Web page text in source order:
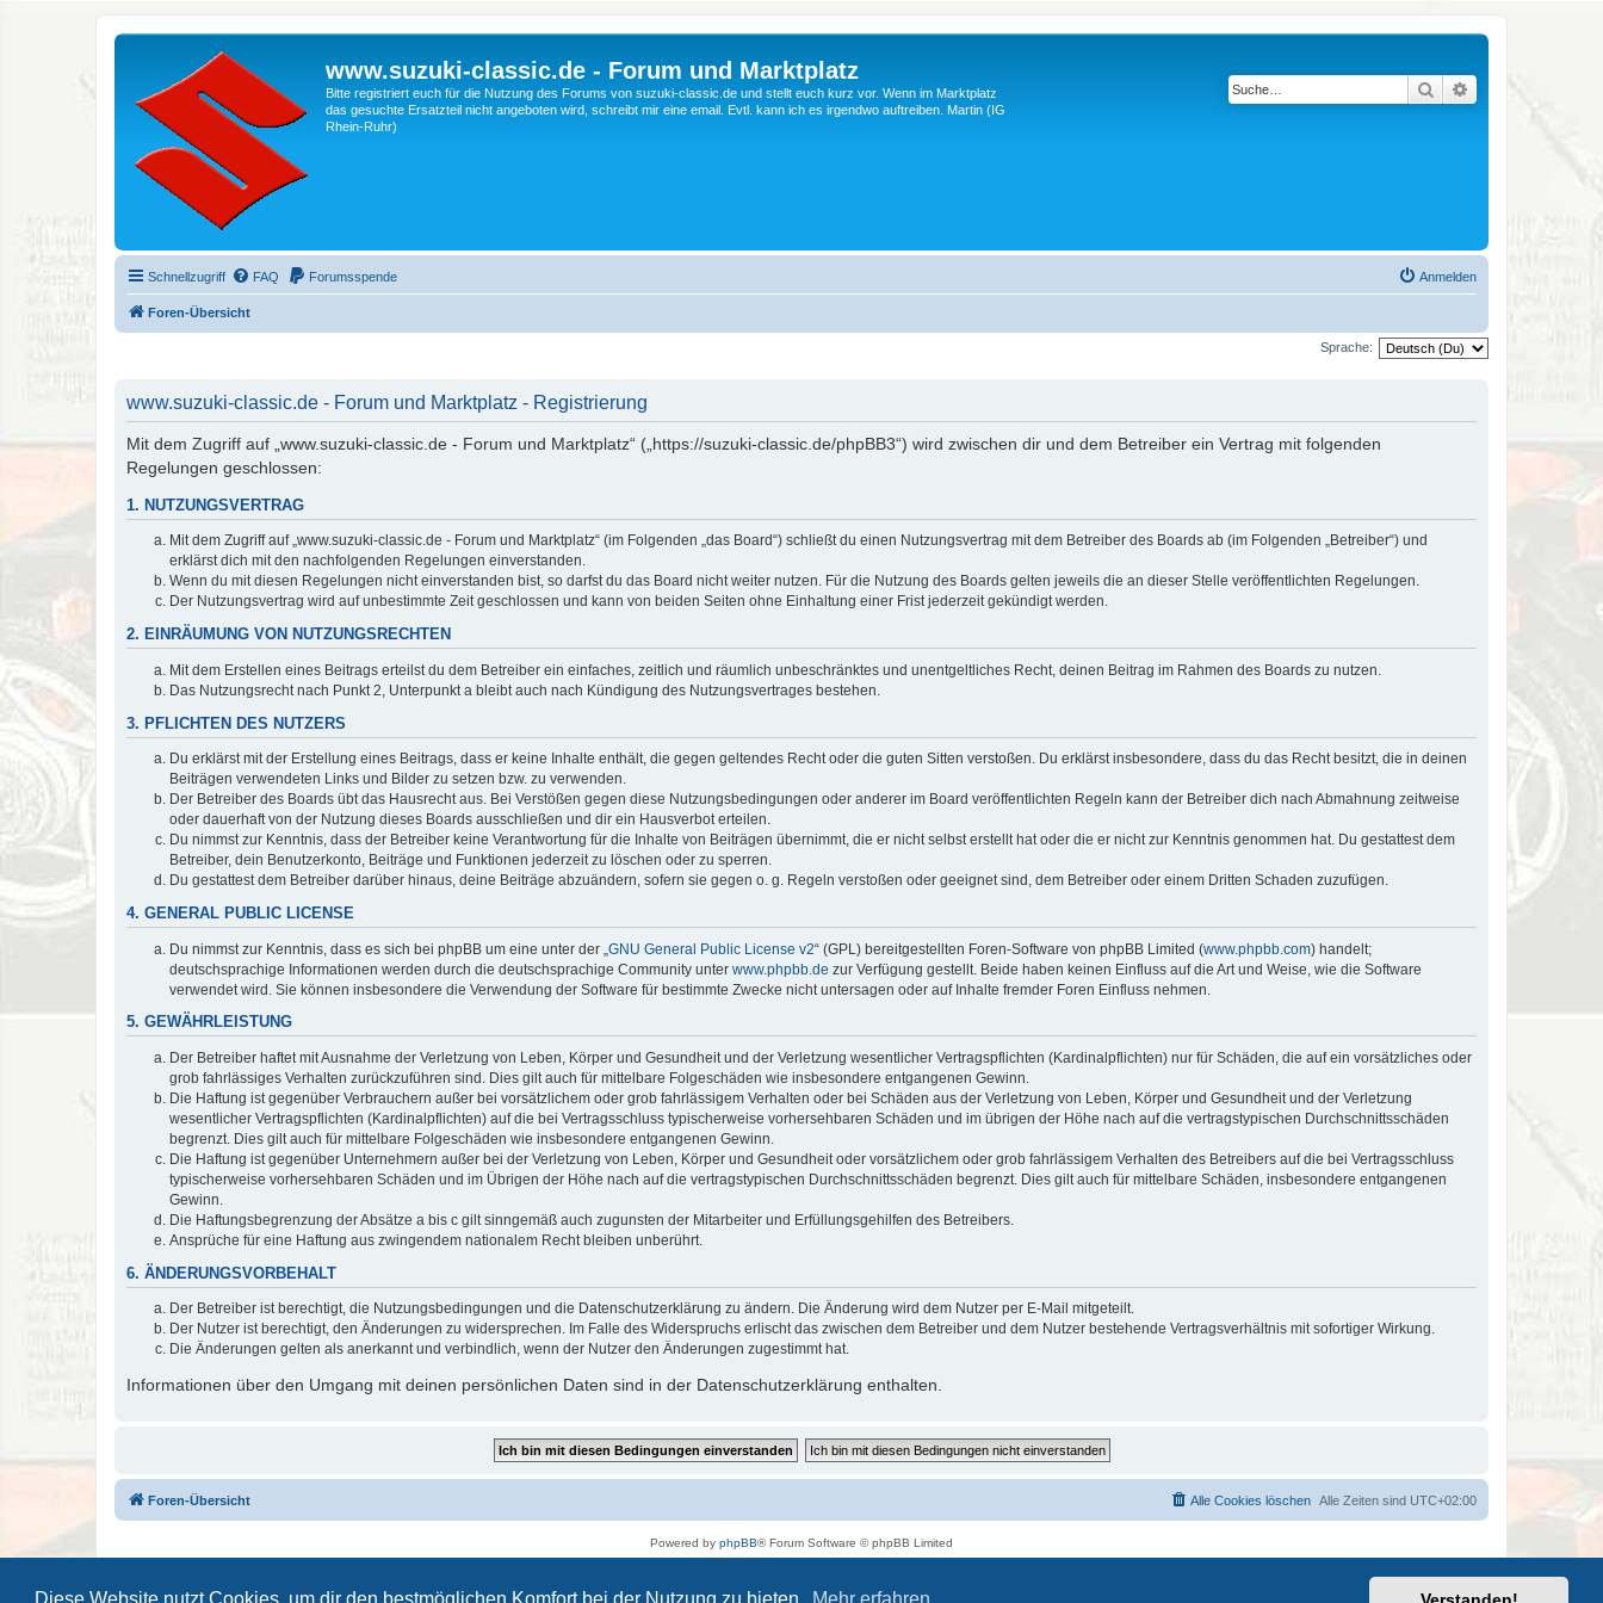
www.suzuki-classic.de - Forum und Marktplatz
Bitte registriert euch für die Nutzung des Forums von suzuki-classic.de und stellt euch kurz vor. Wenn im Marktplatz
das gesuchte Ersatzteil nicht angeboten wird, schreibt mir eine email. Evtl. kann ich es irgendwo auftreiben. Martin (IG
Rhein-Ruhr)
Suche Erweiterte Suche
Schnellzugriff FAQ Forumsspende Anmelden
Foren-Übersicht
Sprache:
www.suzuki-classic.de - Forum und Marktplatz - Registrierung
Mit dem Zugriff auf „www.suzuki-classic.de - Forum und Marktplatz“ („https://suzuki-classic.de/phpBB3“) wird zwischen dir und dem Betreiber ein Vertrag mit folgenden
Regelungen geschlossen:
1. NUTZUNGSVERTRAG
Mit dem Zugriff auf „www.suzuki-classic.de - Forum und Marktplatz“ (im Folgenden „das Board“) schließt du einen Nutzungsvertrag mit dem Betreiber des Boards ab (im Folgenden „Betreiber“) und
erklärst dich mit den nachfolgenden Regelungen einverstanden.
Wenn du mit diesen Regelungen nicht einverstanden bist, so darfst du das Board nicht weiter nutzen. Für die Nutzung des Boards gelten jeweils die an dieser Stelle veröffentlichten Regelungen.
Der Nutzungsvertrag wird auf unbestimmte Zeit geschlossen und kann von beiden Seiten ohne Einhaltung einer Frist jederzeit gekündigt werden.
2. EINRÄUMUNG VON NUTZUNGSRECHTEN
Mit dem Erstellen eines Beitrags erteilst du dem Betreiber ein einfaches, zeitlich und räumlich unbeschränktes und unentgeltliches Recht, deinen Beitrag im Rahmen des Boards zu nutzen.
Das Nutzungsrecht nach Punkt 2, Unterpunkt a bleibt auch nach Kündigung des Nutzungsvertrages bestehen.
3. PFLICHTEN DES NUTZERS
Du erklärst mit der Erstellung eines Beitrags, dass er keine Inhalte enthält, die gegen geltendes Recht oder die guten Sitten verstoßen. Du erklärst insbesondere, dass du das Recht besitzt, die in deinen
Beiträgen verwendeten Links und Bilder zu setzen bzw. zu verwenden.
Der Betreiber des Boards übt das Hausrecht aus. Bei Verstößen gegen diese Nutzungsbedingungen oder anderer im Board veröffentlichten Regeln kann der Betreiber dich nach Abmahnung zeitweise
oder dauerhaft von der Nutzung dieses Boards ausschließen und dir ein Hausverbot erteilen.
Du nimmst zur Kenntnis, dass der Betreiber keine Verantwortung für die Inhalte von Beiträgen übernimmt, die er nicht selbst erstellt hat oder die er nicht zur Kenntnis genommen hat. Du gestattest dem
Betreiber, dein Benutzerkonto, Beiträge und Funktionen jederzeit zu löschen oder zu sperren.
Du gestattest dem Betreiber darüber hinaus, deine Beiträge abzuändern, sofern sie gegen o. g. Regeln verstoßen oder geeignet sind, dem Betreiber oder einem Dritten Schaden zuzufügen.
4. GENERAL PUBLIC LICENSE
Du nimmst zur Kenntnis, dass es sich bei phpBB um eine unter der „ GNU General Public License v2“ (GPL) bereitgestellten Foren-Software von phpBB Limited (www.phpbb.com) handelt;
deutschsprachige Informationen werden durch die deutschsprachige Community unter www.phpbb.de zur Verfügung gestellt. Beide haben keinen Einfluss auf die Art und Weise, wie die Software
verwendet wird. Sie können insbesondere die Verwendung der Software für bestimmte Zwecke nicht untersagen oder auf Inhalte fremder Foren Einfluss nehmen.
5. GEWÄHRLEISTUNG
Der Betreiber haftet mit Ausnahme der Verletzung von Leben, Körper und Gesundheit und der Verletzung wesentlicher Vertragspflichten (Kardinalpflichten) nur für Schäden, die auf ein vorsätzliches oder
grob fahrlässiges Verhalten zurückzuführen sind. Dies gilt auch für mittelbare Folgeschäden wie insbesondere entgangenen Gewinn.
Die Haftung ist gegenüber Verbrauchern außer bei vorsätzlichem oder grob fahrlässigem Verhalten oder bei Schäden aus der Verletzung von Leben, Körper und Gesundheit und der Verletzung
wesentlicher Vertragspflichten (Kardinalpflichten) auf die bei Vertragsschluss typischerweise vorhersehbaren Schäden und im übrigen der Höhe nach auf die vertragstypischen Durchschnittsschäden
begrenzt. Dies gilt auch für mittelbare Folgeschäden wie insbesondere entgangenen Gewinn.
Die Haftung ist gegenüber Unternehmern außer bei der Verletzung von Leben, Körper und Gesundheit oder vorsätzlichem oder grob fahrlässigem Verhalten des Betreibers auf die bei Vertragsschluss
typischerweise vorhersehbaren Schäden und im Übrigen der Höhe nach auf die vertragstypischen Durchschnittsschäden begrenzt. Dies gilt auch für mittelbare Schäden, insbesondere entgangenen
Gewinn.
Die Haftungsbegrenzung der Absätze a bis c gilt sinngemäß auch zugunsten der Mitarbeiter und Erfüllungsgehilfen des Betreibers.
Ansprüche für eine Haftung aus zwingendem nationalem Recht bleiben unberührt.
6. ÄNDERUNGSVORBEHALT
Der Betreiber ist berechtigt, die Nutzungsbedingungen und die Datenschutzerklärung zu ändern. Die Änderung wird dem Nutzer per E-Mail mitgeteilt.
Der Nutzer ist berechtigt, den Änderungen zu widersprechen. Im Falle des Widerspruchs erlischt das zwischen dem Betreiber und dem Nutzer bestehende Vertragsverhältnis mit sofortiger Wirkung.
Die Änderungen gelten als anerkannt und verbindlich, wenn der Nutzer den Änderungen zugestimmt hat.
Informationen über den Umgang mit deinen persönlichen Daten sind in der Datenschutzerklärung enthalten.
Foren-Übersicht Alle Zeiten sind UTC+02:00
Alle Cookies löschen
Powered by phpBB® Forum Software © phpBB Limited